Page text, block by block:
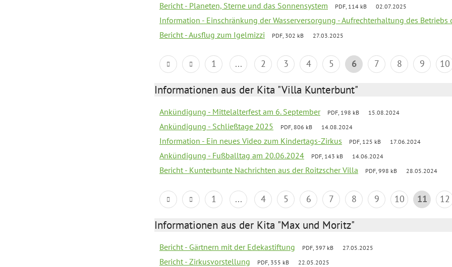
Bericht - Planeten, Sterne und das Sonnensystem PDF, 114 kB 02.07.2025
Information - Einschränkung der Wasserversorgung - Aufrechterhaltung des Betriebs
Bericht - Ausflug zum Igelmizzi
PDF, 302 kB 27.03.2025
1 ... 2 3 4 5 6 7 8 9 10
Informationen aus der Kita "Villa Kunterbunt"
Ankündigung - Mittelalterfest am 6. September PDF, 198 kB 15.08.2024
Ankündigung - Schließtage 2025 PDF, 806 kB 14.08.2024
Information - Ein neues Video zum Kindertags-Zirkus PDF, 125 kB 17.06.2024
Ankündigung - Fußballtag am 20.06.2024 PDF, 143 kB 14.06.2024
Bericht - Kunterbunte Nachrichten aus der Roitzscher Villa PDF, 998 kB 28.05.2024
1 ... 4 5 6 7 8 9 10 11 12
Informationen aus der Kita "Max und Moritz"
Bericht - Gärtnern mit der Edekastiftung PDF, 397 kB 27.05.2025
Bericht - Zirkusvorstellung PDF, 355 kB 22.05.2025